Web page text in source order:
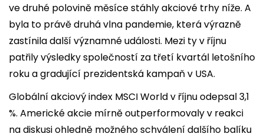
ve druhé polovině měsíce stáhly akciové trhy níže. A
byla to právě druhá vlna pandemie, která výrazně
zastínila další významné události. Mezi ty v říjnu
patřily výsledky společností za třetí kvartál letošního
roku a gradující prezidentská kampaň v USA.
Globální akciový index MSCI World v říjnu odepsal 3,1
%. Americké akcie mírně outperformovaly v reakci
na diskusi ohledně možného schválení dalšího balíku